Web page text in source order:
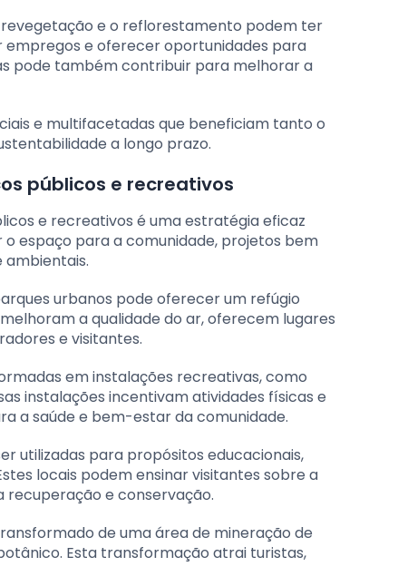
e o reflorestamento podem ter
empregos e oferecer oportunidades para
pode também contribuir para melhorar a
e multifacetadas que beneficiam tanto o
a longo prazo.
públicos e recreativos
e recreativos é uma estratégia eficaz
espaço para a comunidade, projetos bem
ambientais.
urbanos pode oferecer um refúgio
a qualidade do ar, oferecem lugares
e visitantes.
em instalações recreativas, como
instalações incentivam atividades físicas e
a saúde e bem-estar da comunidade.
utilizadas para propósitos educacionais,
locais podem ensinar visitantes sobre a
recuperação e conservação.
de uma área de mineração de
Esta transformação atrai turistas,